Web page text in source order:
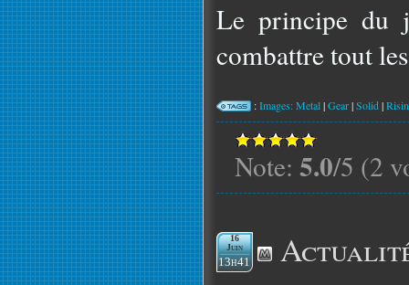
Le principe du
combattre tout
:Images: Metal|Gear|Solid|
Note: 5.0/5 (2
16
Juin
13h41